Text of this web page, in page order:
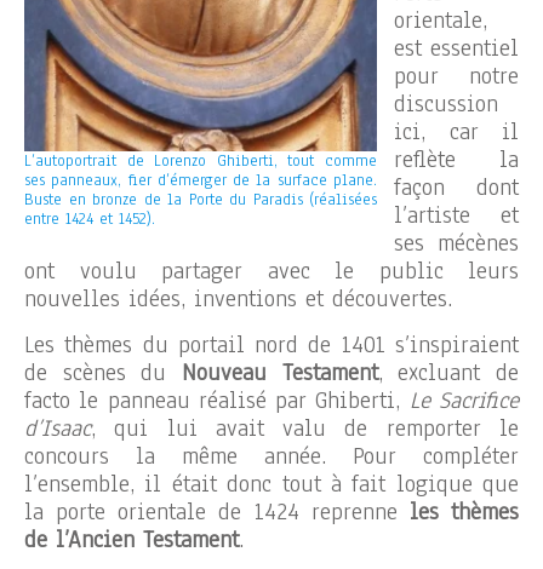
L’autoportrait de Lorenzo Ghiberti, tout comme
ses panneaux, fier d’émerger de la surface plane.
Buste en bronze de la Porte du Paradis (réalisées
entre 1424 et 1452).
orientale,
est essentiel
pour notre
discussion
ici, car il
reflète la
façon dont
l’artiste et
ses mécènes
ont voulu partager avec le public leurs
nouvelles idées, inventions et découvertes.
Les thèmes du portail nord de 1401 s’inspiraient
de scènes du Nouveau Testament, excluant de
facto le panneau réalisé par Ghiberti, Le Sacrifice
d’Isaac, qui lui avait valu de remporter le
concours la même année. Pour compléter
l’ensemble, il était donc tout à fait logique que
la porte orientale de 1424 reprenne les thèmes
de l’Ancien Testament.